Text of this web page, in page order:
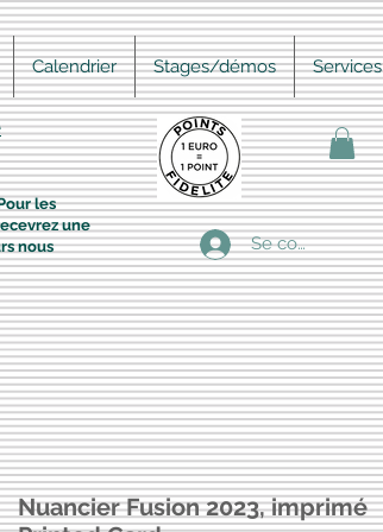
Calendrier Stages/démos Services
Se connecter
les
une
nous
Nuancier Fusion 2023, imprimé